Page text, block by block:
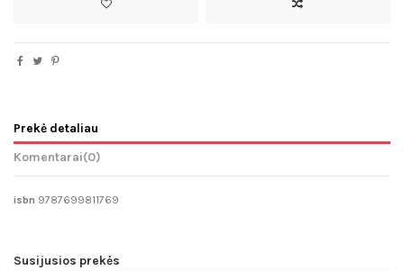
Prekė detaliau
Komentarai(0)
isbn 9787699811769
Susijusios prekės